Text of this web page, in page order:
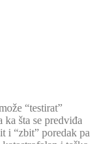
“testirat”
šta se predviđa
i “zbit” poredak pa